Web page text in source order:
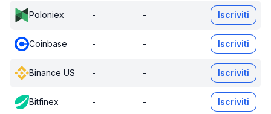
Poloniex - - Iscriviti
Coinbase - - Iscriviti
Binance US - - Iscriviti
Bitfinex - - Iscriviti